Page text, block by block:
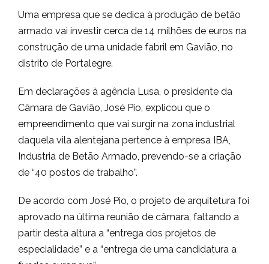
Uma empresa que se dedica à produção de betão
armado vai investir cerca de 14 milhões de euros na
construção de uma unidade fabril em Gavião, no
distrito de Portalegre.
Em declarações à agência Lusa, o presidente da
Câmara de Gavião, José Pio, explicou que o
empreendimento que vai surgir na zona industrial
daquela vila alentejana pertence à empresa IBA,
Industria de Betão Armado, prevendo-se a criação
de “40 postos de trabalho”.
De acordo com José Pio, o projeto de arquitetura foi
aprovado na última reunião de câmara, faltando a
partir desta altura a “entrega dos projetos de
especialidade” e a “entrega de uma candidatura a